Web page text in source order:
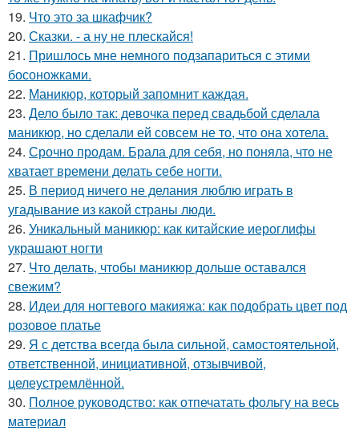
19. Что это за шкафчик?
20. Сказки. - а ну не плескайся!
21. Пришлось мне немного подзапариться с этими
босоножками.
22. Маникюр, который запомнит каждая.
23. Дело было так: девочка перед свадьбой сделала
маникюр, но сделали ей совсем не то, что она хотела.
24. Срочно продам. Брала для себя, но поняла, что не
хватает времени делать себе ногти.
25. В период ничего не делания люблю играть в
угадывание из какой страны люди.
26. Уникальный маникюр: как китайские иероглифы
украшают ногти
27. Что делать, чтобы маникюр дольше оставался
свежим?
28. Идеи для ногтевого макияжа: как подобрать цвет под
розовое платье
29. Я с детства всегда была сильной, самостоятельной,
ответственной, инициативной, отзывчивой,
целеустремлённой.
30. Полное руководство: как отпечатать фольгу на весь
материал